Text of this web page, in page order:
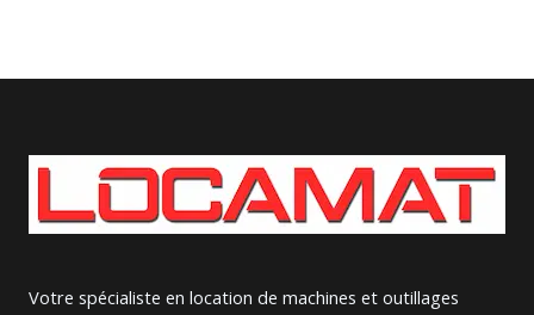
Votre spécialiste en location de machines et outillages